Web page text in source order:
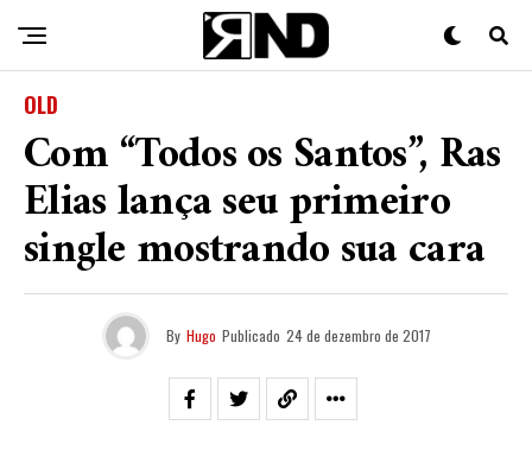
OLD
Com “Todos os Santos”, Ras
Elias lança seu primeiro
single mostrando sua cara
By Hugo Publicado 24 de dezembro de 2017